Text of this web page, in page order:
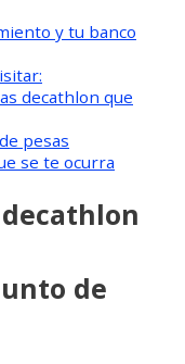
y tu banco
decathlon que
pesas
se te ocurra
de